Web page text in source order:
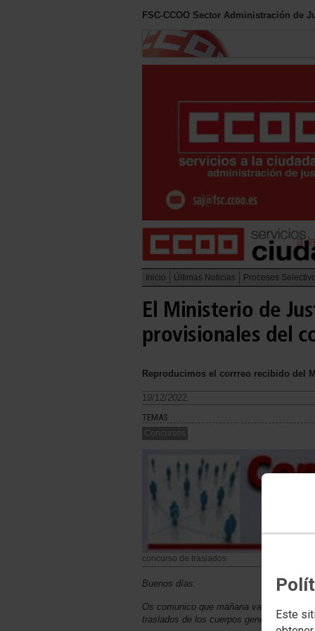
Este
FSC-CCOO Sector Administración de
Inicio Últimas Noticias Procesos
El Ministerio de
provisionales del
Reproducimos el corrreo recibido del
19/12/2022.
TEMAS
Concursos
concurso de traslados
Buenos días:
Os comunico que mañana vamos a
traslados de los cuerpos generales